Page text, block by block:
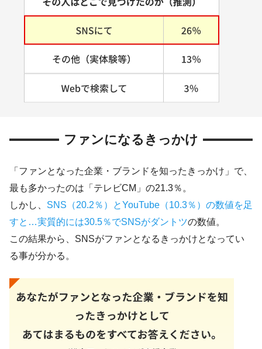
ファンになるきっかけ
「ファンとなった企業・ブランドを知ったきっかけ」で、
最も多かったのは「テレビCM」の21.3％。
しかし、 SNS（20.2％）とYouTube（10.3％）の数値を足
すと…実質的には30.5％でSNSがダントツの数値。
この結果から、SNSがファンとなるきっかけとなってい
る事が分かる。